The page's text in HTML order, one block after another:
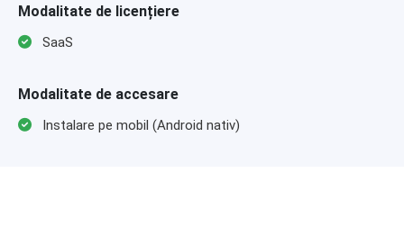
Modalitate de licențiere
SaaS
Modalitate de accesare
Instalare pe mobil (Android nativ)